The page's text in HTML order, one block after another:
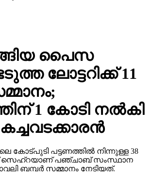
പൈസ
ലോട്ടറിക്ക് 11
1 കോടി നല്‍കി
കച്ചവടക്കാരന്‍
കോട്പുടി പട്ടണത്തില്‍ നിന്നുള്ള 38
സെഹ്‌റയാണ് പഞ്ചാബ് സംസ്ഥാന
ബമ്പര്‍ സമ്മാനം നേടിയത്.